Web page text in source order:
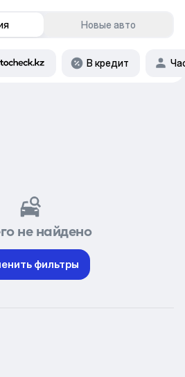
Новые авто
В кредит
не найдено
фильтры